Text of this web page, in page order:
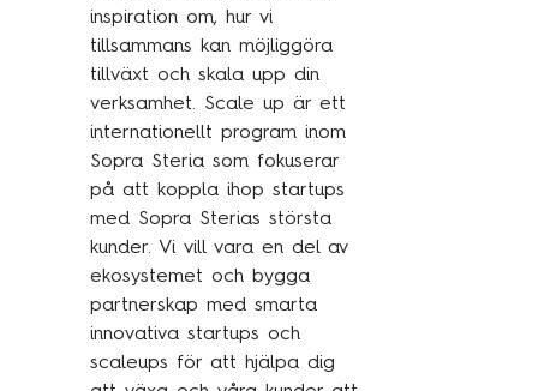
Medlemsorganisationer
Myndigheter
Transport & fordon
Finans
Kundcase
Om oss
Hållbarhet
Sopra Steria Global
Sopra Banking Software
Sopra HR Software
inspiration om, hur vi
tillsammans kan möjliggöra
tillväxt och skala upp din
verksamhet. Scale up är ett
internationellt program inom
Sopra Steria som fokuserar
på att koppla ihop startups
med Sopra Sterias största
kunder. Vi vill vara en del av
ekosystemet och bygga
partnerskap med smarta
innovativa startups och
scaleups för att hjälpa dig